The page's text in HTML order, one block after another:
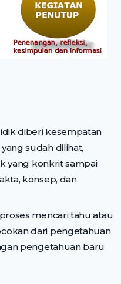
diberi kesempatan
sudah dilihat,
yang konkrit sampai
konsep, dan
mencari tahu atau
dari pengetahuan
pengetahuan baru